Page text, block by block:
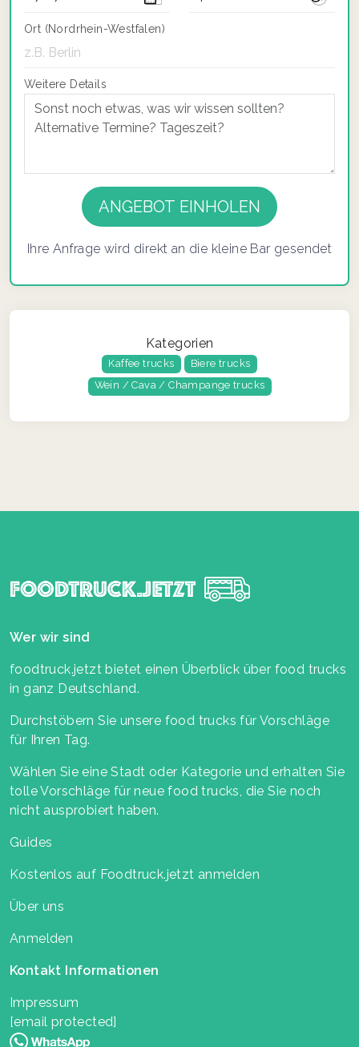
Ort (Nordrhein-Westfalen)
Weitere Details
this
Ihre Anfrage wird direkt an die kleine Bar gesendet
Kategorien
Kaffee trucks
Biere trucks
Wein / Cava / Champange trucks
Wer wir sind
foodtruck.jetzt bietet einen Überblick über food trucks
in ganz Deutschland.
Durchstöbern Sie unsere food trucks für Vorschläge
für Ihren Tag.
Wählen Sie eine Stadt oder Kategorie und erhalten Sie
tolle Vorschläge für neue food trucks, die Sie noch
nicht ausprobiert haben.
Guides
Kostenlos auf Foodtruck.jetzt anmelden
Über uns
Anmelden
Kontakt Informationen
Impressum
[email protected]